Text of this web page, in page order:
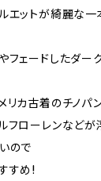
エットが綺麗な一
フェードしたダー
リカ古着のチノパ
フローレンなど
ので
すめ!